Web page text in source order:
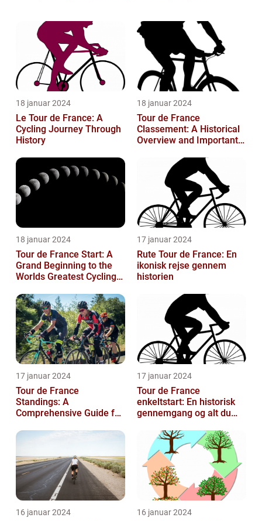
samt vigtige elementer, s...
18 januar 2024
Le Tour de France: A
Cycling Journey Through
History
18 januar 2024
Tour de France
Classement: A Historical
Overview and Important
18 januar 2024
Tour de France Start: A
Grand Beginning to the
Worlds Greatest Cycling
17 januar 2024
Rute Tour de France: En
ikonisk rejse gennem
historien
17 januar 2024
Tour de France
Standings: A
Comprehensive Guide for
Enthusiasts
17 januar 2024
Tour de France
enkeltstart: En historisk
gennemgang og alt du
16 januar 2024 16 januar 2024